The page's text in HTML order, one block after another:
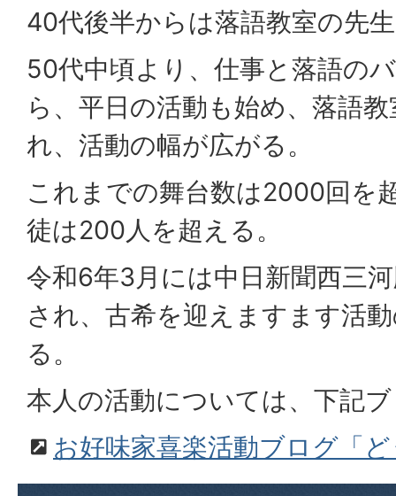
40代後半からは落語教室の先
50代中頃より、仕事と落語の
ら、平日の活動も始め、落語
れ、活動の幅が広がる。
これまでの舞台数は2000回を
徒は200人を超える。
令和6年3月には中日新聞西三
され、古希を迎えますます活
る。
本人の活動については、下記
お好味家喜楽活動ブログ「